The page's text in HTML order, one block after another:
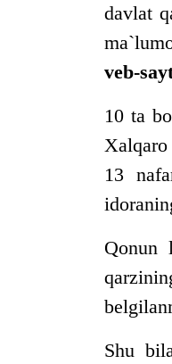
davlat
veb-
10 ta
13
Qonun
Shu